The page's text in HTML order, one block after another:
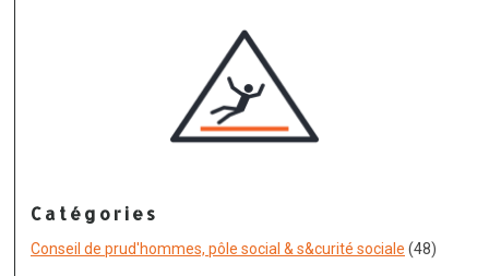
Catégories
Conseil de prud'hommes, pôle social & s&curité sociale (48)